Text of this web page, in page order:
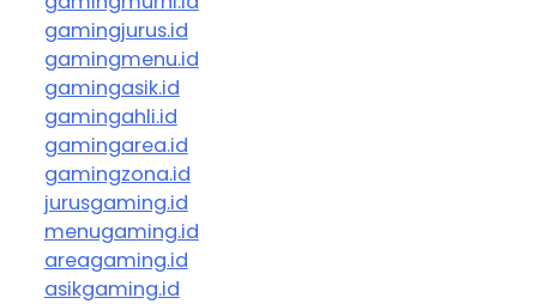
gamingjurus.id
gamingmenu.id
gamingasik.id
gamingahli.id
gamingarea.id
gamingzona.id
jurusgaming.id
menugaming.id
areagaming.id
asikgaming.id